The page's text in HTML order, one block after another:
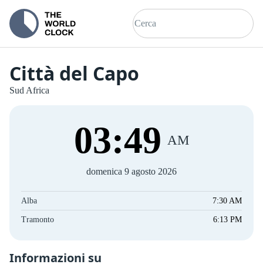
Città del Capo
Sud Africa
03:49 AM
domenica 9 agosto 2026
Alba 7:30 AM
Tramonto 6:13 PM
Informazioni su